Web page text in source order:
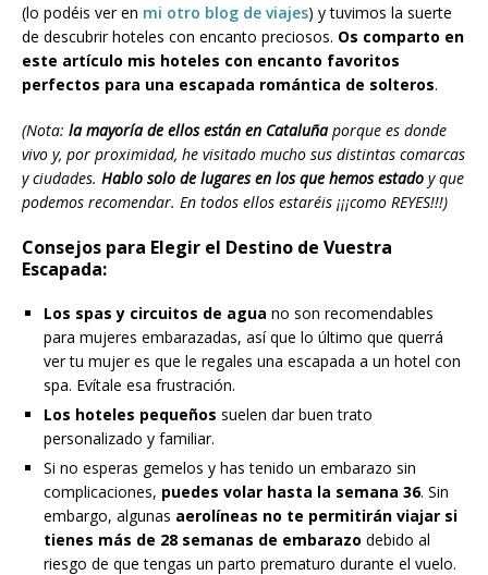
(lo podéis ver en mi otro blog de viajes) y tuvimos la suerte
de descubrir hoteles con encanto preciosos. Os comparto en
este artículo mis hoteles con encanto favoritos
perfectos para una escapada romántica de solteros.
(Nota: la mayoría de ellos están en Cataluñaporque es donde
vivo y, por proximidad, he visitado mucho sus distintas comarcas
y ciudades. Hablo solo de lugares en los que hemos estado y que
podemos recomendar. En todos ellos estaréis ¡¡¡como REYES!!!)
Consejos para Elegir el Destino de Vuestra
Escapada:
Los spas y circuitos de agua no son recomendables
para mujeres embarazadas, así que lo último que querrá
ver tu mujer es que le regales una escapada a un hotel con
spa. Evítale esa frustración.
Los hoteles pequeños suelen dar buen trato
personalizado y familiar.
Si no esperas gemelos y has tenido un embarazo sin
complicaciones, puedes volar hasta la semana 36. Sin
embargo, algunas aerolíneas no te permitirán viajar si
tienes más de 28 semanas de embarazo debido al
riesgo de que tengas un parto prematuro durante el vuelo.